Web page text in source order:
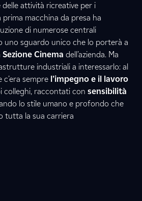
attività ricreative per i
macchina da presa ha
di numerose centrali
uno sguardo unico che lo porterà a
Sezione Cinema dell’azienda. Ma
industriali a interessarlo: al
sempre l’impegno e il lavoro
colleghi, raccontati con sensibilità
lo stile umano e profondo che
tutta la sua carriera